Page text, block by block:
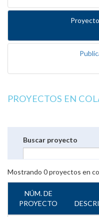
PROYECTOS EN
Buscar proyecto
Mostrando 0proyectos en
NÚM. DE
PROYECTO